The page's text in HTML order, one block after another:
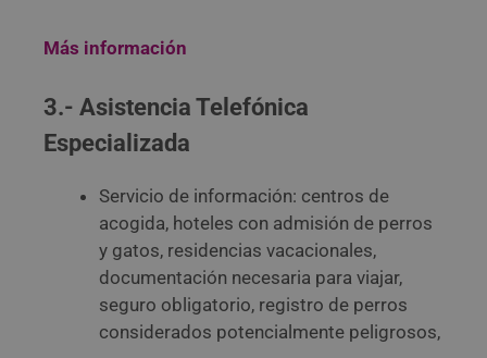
Más información
3.- Asistencia Telefónica
Especializada
Servicio de información: centros de
acogida, hoteles con admisión de perros
y gatos, residencias vacacionales,
documentación necesaria para viajar,
seguro obligatorio, registro de perros
considerados potencialmente peligrosos,